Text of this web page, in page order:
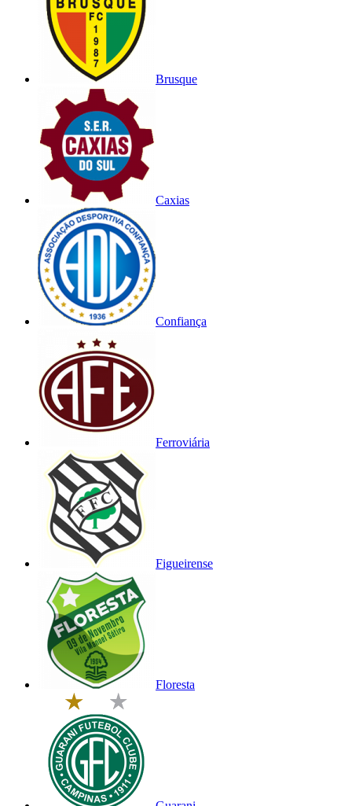
Brusque
Caxias
Confiança
Ferroviária
Figueirense
Floresta